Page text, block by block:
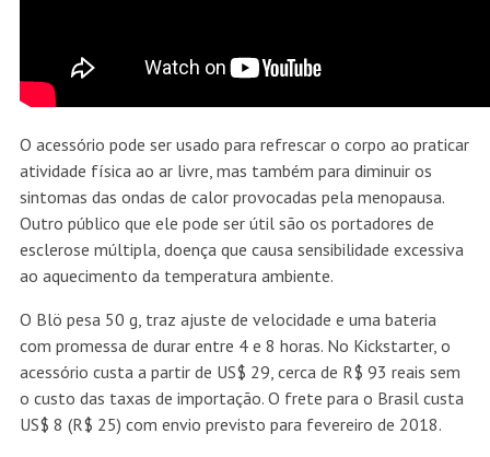
O acessório pode ser usado para refrescar o corpo ao praticar
atividade física ao ar livre, mas também para diminuir os
sintomas das ondas de calor provocadas pela menopausa.
Outro público que ele pode ser útil são os portadores de
esclerose múltipla, doença que causa sensibilidade excessiva
ao aquecimento da temperatura ambiente.
O Blö pesa 50 g, traz ajuste de velocidade e uma bateria
com promessa de durar entre 4 e 8 horas. No Kickstarter, o
acessório custa a partir de US$ 29, cerca de R$ 93 reais sem
o custo das taxas de importação. O frete para o Brasil custa
US$ 8 (R$ 25) com envio previsto para fevereiro de 2018.